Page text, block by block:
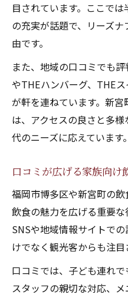
目されています。ここで
の充実が話題で、リーズ
由です。
また、地域の口コミでも
やTHEハンバーグ、THE
が軒を連ねています。新
は、アクセスの良さと多
代のニーズに応えています。
口コミが広げる家族向け
福岡市博多区や新宮町の
飲食の魅力を広げる重要
SNSや地域情報サイトで
けでなく観光客からも注目
口コミでは、子ども連れで
スタッフの親切な対応、